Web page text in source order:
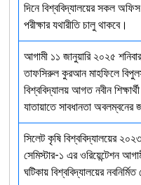
দিনে বিশ্ববিদ্যালয়ের সকল অফিস
পরীক্ষার যথারীতি চালু থাকবে।
আগামী ১১ জানুয়ারি ২০২৫
তাফসিরুল কুরআন মাহফিলে
বিশ্ববিদ্যালয় আগত নবীন
যাতায়াতে সাবধানতা
সিলেট কৃষি বিশ্ববিদ্যালয়ের
সেমিস্টার-১ এর ওরিয়েন্টেশন
ঘটিকায় বিশ্ববিদ্যালয়ের